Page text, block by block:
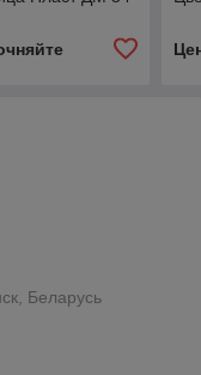
Беларусь